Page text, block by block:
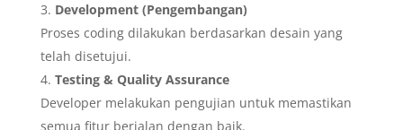
Development (Pengembangan)
Proses coding dilakukan berdasarkan desain yang
telah disetujui.
Testing & Quality Assurance
Developer melakukan pengujian untuk memastikan
semua fitur berjalan dengan baik.